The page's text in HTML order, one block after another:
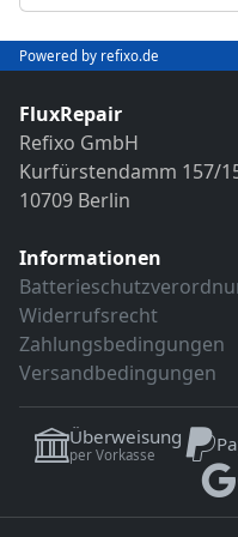
Sollten weitere Defekte
erfolgt eine Reparatur
vorheriger Rücksprache.
Bild- und Funktionstest
VDE-Sicherheitsprüfung
Sollten weitere Defekte
erfolgt eine Reparatur
vorheriger Rücksprache.
Powered by refixo.de
FluxRepair
Refixo GmbH
Kurfürstendamm 157/
10709 Berlin
Informationen
Widerrufsrecht
Zahlungsbedingungen
Versandbedingungen
Überweisung
per Vorkasse